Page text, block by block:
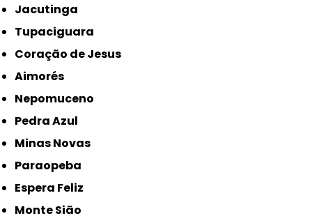
Jacutinga
Tupaciguara
Coração de Jesus
Aimorés
Nepomuceno
Pedra Azul
Minas Novas
Paraopeba
Espera Feliz
Monte Sião